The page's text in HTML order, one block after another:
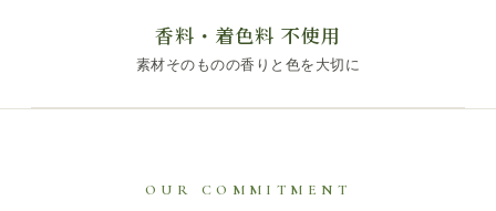
香料・着色料 不使用
素材そのものの香りと色を大切に
OUR COMMITMENT